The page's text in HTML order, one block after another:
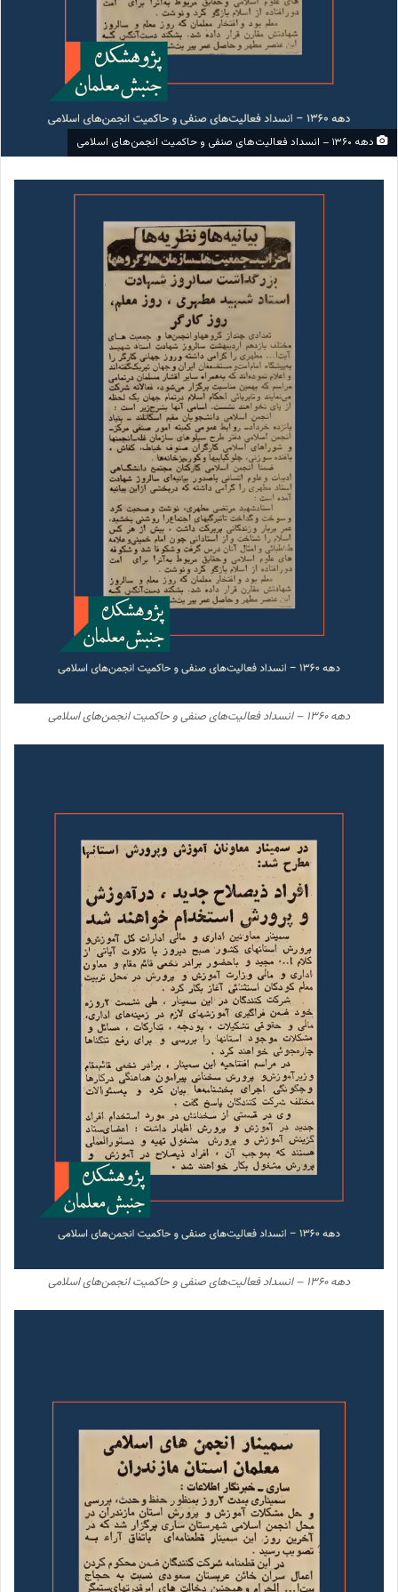
دهه ۱۳۶۰ – انسداد فعالیت‌های صنفی و حاکمیت انجمن‌های اسلامی
دهه ۱۳۶۰ – انسداد فعالیت‌های صنفی و حاکمیت انجمن‌های اسلامی
دهه ۱۳۶۰ – انسداد فعالیت‌های صنفی و حاکمیت انجمن‌های اسلامی